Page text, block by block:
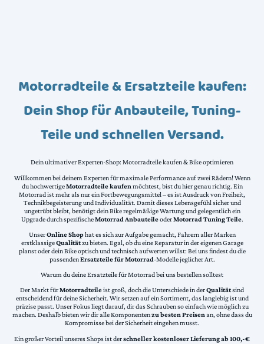
Motorradteile & Ersatzteile kaufen:
Dein Shop für Anbauteile, Tuning-
Teile und schnellen Versand.
Dein ultimativer Experten-Shop: Motorradteile kaufen & Bike optimieren
Willkommen bei deinem Experten für maximale Performance auf zwei Rädern! Wenn
du hochwertigeMotorradteile kaufen möchtest, bist du hier genau richtig. Ein
Motorrad ist mehr als nur ein Fortbewegungsmittel – es ist Ausdruck von Freiheit,
Technikbegeisterung und Individualität. Damit dieses Lebensgefühl sicher und
ungetrübt bleibt, benötigt dein Bike regelmäßige Wartung und gelegentlich ein
Upgrade durch spezifischeMotorrad AnbauteileoderMotorrad Tuning Teile.
UnserOnline Shophat es sich zur Aufgabe gemacht, Fahrern aller Marken
erstklassigeQualitätzu bieten. Egal, ob du eine Reparatur in der eigenen Garage
planst oder dein Bike optisch und technisch aufwerten willst: Bei uns findest du die
passendenErsatzteile für Motorrad-Modelle jeglicher Art.
Warum du deine Ersatzteile für Motorrad bei uns bestellen solltest
Der Markt fürMotorradteileist groß, doch die Unterschiede in derQualitätsind
entscheidend für deine Sicherheit. Wir setzen auf ein Sortiment, das langlebig ist und
präzise passt. Unser Fokus liegt darauf, dir das Schrauben so einfach wie möglich zu
machen. Deshalb bieten wir dir alle Komponentenzu besten Preisenan, ohne dass du
Kompromisse bei der Sicherheit eingehen musst.
Ein großer Vorteil unseres Shops ist derschneller kostenloser Lieferung ab 100,-€